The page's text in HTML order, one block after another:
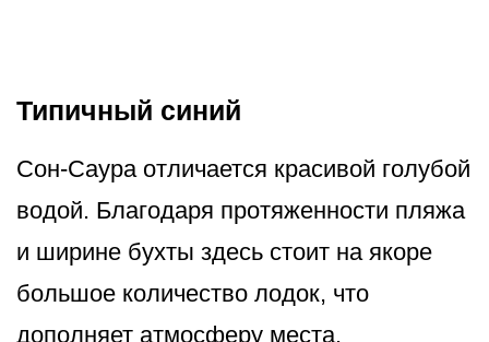
Типичный синий
Сон-Саура отличается красивой голубой
водой. Благодаря протяженности пляжа
и ширине бухты здесь стоит на якоре
большое количество лодок, что
дополняет атмосферу места.